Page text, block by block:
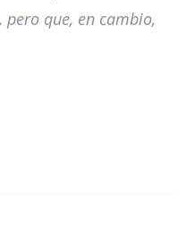
que, en cambio,